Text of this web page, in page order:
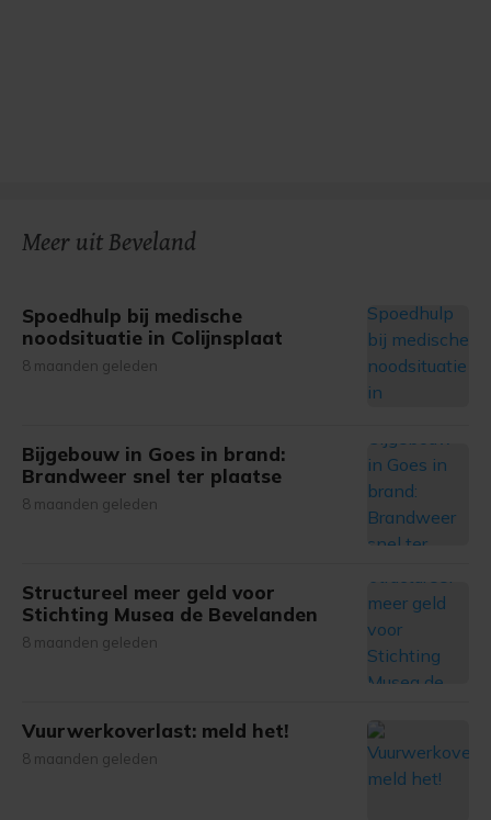
Meer uit Beveland
Spoedhulp bij medische
noodsituatie in Colijnsplaat
8 maanden geleden
Bijgebouw in Goes in brand:
Brandweer snel ter plaatse
8 maanden geleden
Structureel meer geld voor
Stichting Musea de Bevelanden
8 maanden geleden
Vuurwerkoverlast: meld het!
8 maanden geleden